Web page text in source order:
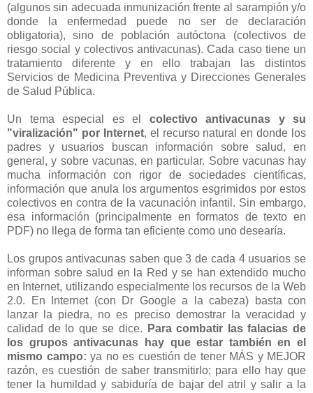
(algunos sin adecuada inmunización frente al sarampión y/o
donde la enfermedad puede no ser de declaración
obligatoria), sino de población autóctona (colectivos de
riesgo social y colectivos antivacunas). Cada caso tiene un
tratamiento diferente y en ello trabajan las distintos
Servicios de Medicina Preventiva y Direcciones Generales
de Salud Pública.
Un tema especial es el colectivo antivacunas y su
"viralización" por Internet, el recurso natural en donde los
padres y usuarios buscan información sobre salud, en
general, y sobre vacunas, en particular. Sobre vacunas hay
mucha información con rigor de sociedades científicas,
información que anula los argumentos esgrimidos por estos
colectivos en contra de la vacunación infantil. Sin embargo,
esa información (principalmente en formatos de texto en
PDF) no llega de forma tan eficiente como uno desearía.
Los grupos antivacunas saben que 3 de cada 4 usuarios se
informan sobre salud en la Red y se han extendido mucho
en Internet, utilizando especialmente los recursos de la Web
2.0. En Internet (con Dr Google a la cabeza) basta con
lanzar la piedra, no es preciso demostrar la veracidad y
calidad de lo que se dice.
Para combatir las falacias de
los grupos antivacunas hay que estar también en el
mismo campo: ya no es cuestión de tener MÁS y MEJOR
razón, es cuestión de saber transmitirlo; para ello hay que
tener la humildad y sabiduría de bajar del atril y salir a la